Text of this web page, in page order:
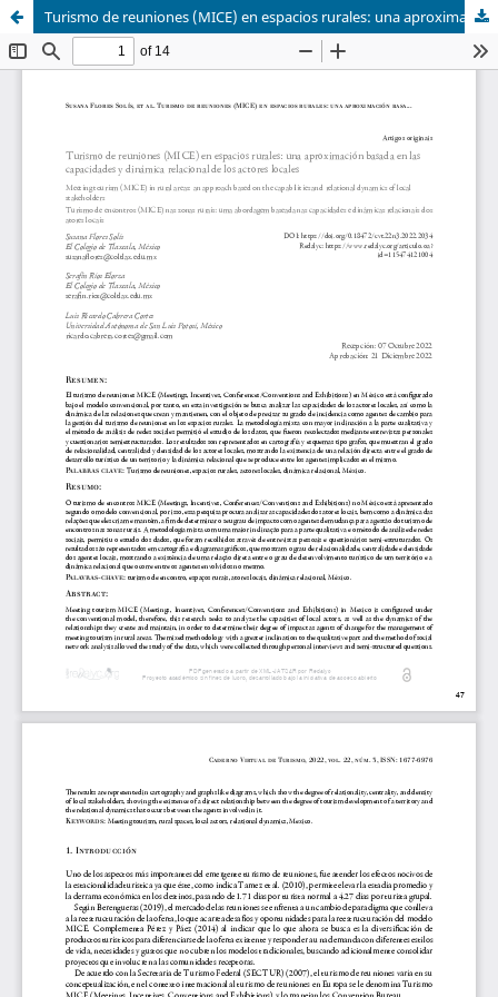
Turismo de reuniones (MICE) en espacios rurales: una aproximación basada en las capacidades y dinámica relacional de los actores locales